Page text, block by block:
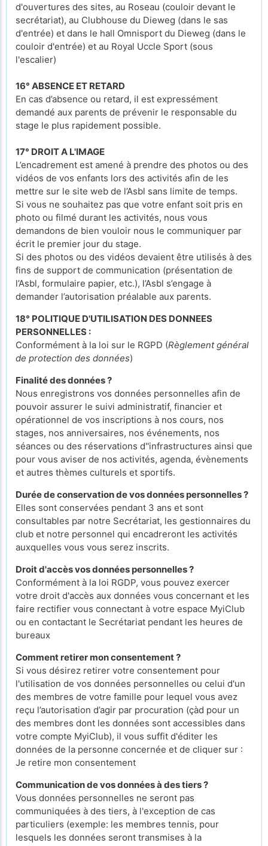
d'ouvertures des sites, au Roseau (couloir devant le
secrétariat), au Clubhouse du Dieweg (dans le sas
d'entrée) et dans le hall Omnisport du Dieweg (dans le
couloir d'entrée) et au Royal Uccle Sport (sous
l'escalier)
16° ABSENCE ET RETARD
En cas d’absence ou retard, il est expressément
demandé aux parents de prévenir le responsable du
stage le plus rapidement possible.
17° DROIT A L'IMAGE
L’encadrement est amené à prendre des photos ou des
vidéos de vos enfants lors des activités afin de les
mettre sur le site web de l’Asbl sans limite de temps.
Si vous ne souhaitez pas que votre enfant soit pris en
photo ou filmé durant les activités, nous vous
demandons de bien vouloir nous le communiquer par
écrit le premier jour du stage.
Si des photos ou des vidéos devaient être utilisés à des
fins de support de communication (présentation de
l’Asbl, formulaire papier, etc.), l’Asbl s’engage à
demander l’autorisation préalable aux parents.
18° POLITIQUE D'UTILISATION DES DONNEES
PERSONNELLES :
Conformément à la loi sur le RGPD (Règlement général
de protection des données)
Finalité des données ?
Nous enregistrons vos données personnelles afin de
pouvoir assurer le suivi administratif, financier et
opérationnel de vos inscriptions à nos cours, nos
stages, nos anniversaires, nos événements, nos
séances ou des réservations d''infrastructures ainsi que
pour vous aviser de nos activités, agenda, évènements
et autres thèmes culturels et sportifs.
Durée de conservation de vos données personnelles ?
Elles sont conservées pendant 3 ans et sont
consultables par notre Secrétariat, les gestionnaires du
club et notre personnel qui encadreront les activités
auxquelles vous vous serez inscrits.
Droit d'accès vos données personnelles ?
Conformément à la loi RGDP, vous pouvez exercer
votre droit d'accès aux données vous concernant et les
faire rectifier vous connectant à votre espace MyiClub
ou en contactant le Secrétariat pendant les heures de
bureaux
Comment retirer mon consentement ?
Si vous désirez retirer votre consentement pour
l'utilisation de vos données personnelles ou celui d'un
des membres de votre famille pour lequel vous avez
reçu l’autorisation d’agir par procuration (çàd pour un
des membres dont les données sont accessibles dans
votre compte MyiClub), il vous suffit d'éditer les
données de la personne concernée et de cliquer sur :
Je retire mon consentement
Communication de vos données à des tiers ?
Vous données personnelles ne seront pas
communiquées à des tiers, à l'exception de cas
particuliers (exemple: les membres tennis, pour
lesquels les données seront transmises à la